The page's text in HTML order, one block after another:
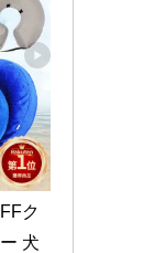
ク
犬